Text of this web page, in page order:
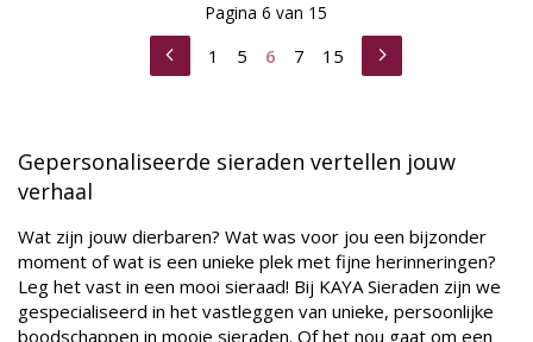
1 5 6 7 15
Pagina 6 van 15
Gepersonaliseerde sieraden vertellen jouw
verhaal
Wat zijn jouw dierbaren? Wat was voor jou een bijzonder
moment of wat is een unieke plek met fijne herinneringen?
Leg het vast in een mooi sieraad! Bij KAYA Sieraden zijn we
gespecialiseerd in het vastleggen van unieke, persoonlijke
boodschappen in mooie sieraden. Of het nou gaat om een